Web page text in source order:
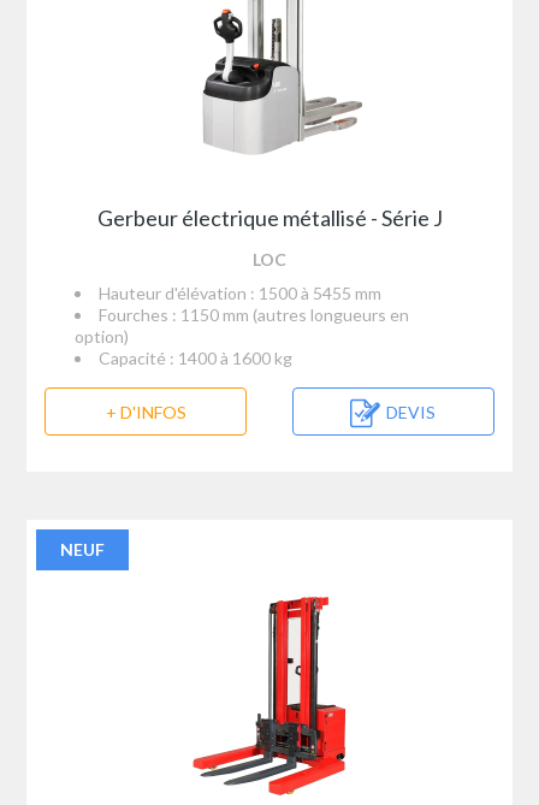
Gerbeur électrique métallisé - Série J
LOC
Hauteur d'élévation : 1500 à 5455 mm
Fourches : 1150 mm (autres longueurs en
option)
Capacité : 1400 à 1600 kg
+ D'INFOS DEVIS
NEUF